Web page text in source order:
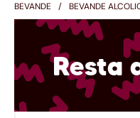
BEVANDE BEVANDE
Resta